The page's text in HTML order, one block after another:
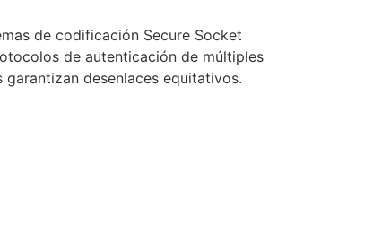
de codificación Secure Socket
de autenticación de múltiples
desenlaces equitativos.